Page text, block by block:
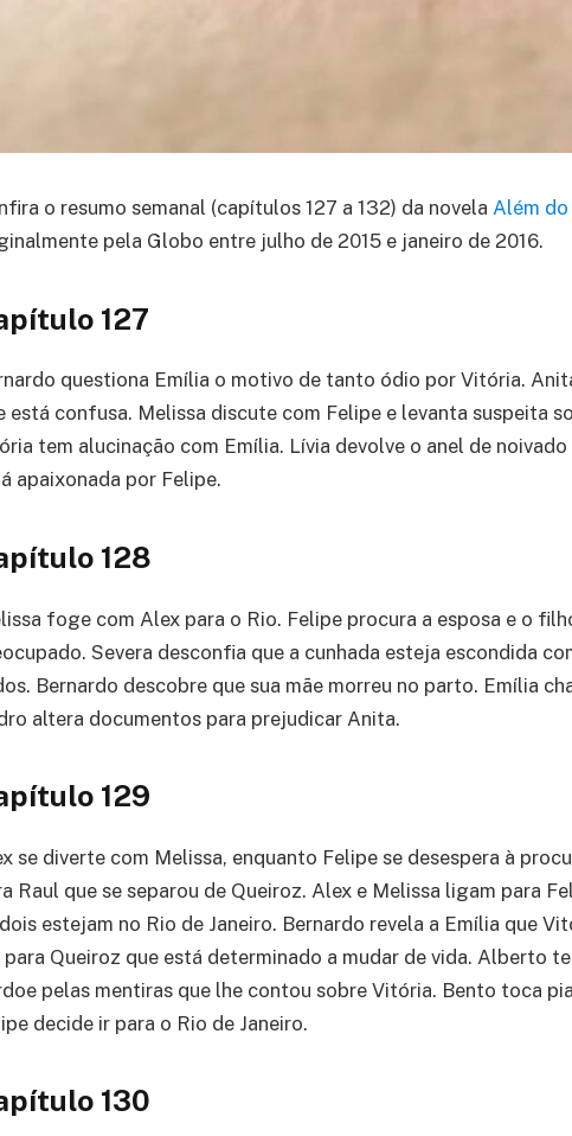
o resumo semanal (capítulos 127 a 132) da novela Além do
pela Globo entre julho de 2015 e janeiro de 2016.
127
questiona Emília o motivo de tanto ódio por Vitória.
está confusa. Melissa discute com Felipe e levanta suspeita
tem alucinação com Emília. Lívia devolve o anel de
apaixonada por Felipe.
128
foge com Alex para o Rio. Felipe procura a esposa e o
Severa desconfia que a cunhada esteja escondida
Bernardo descobre que sua mãe morreu no parto. Emília
altera documentos para prejudicar Anita.
129
se diverte com Melissa, enquanto Felipe se desespera à
Raul que se separou de Queiroz. Alex e Melissa ligam para
estejam no Rio de Janeiro. Bernardo revela a Emília que
para Queiroz que está determinado a mudar de vida. Alberto
pelas mentiras que lhe contou sobre Vitória. Bento toca
decide ir para o Rio de Janeiro.
130